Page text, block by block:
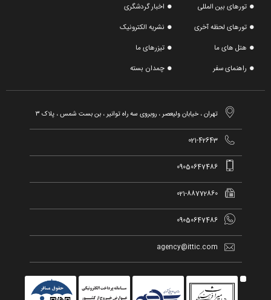
تورهای بین المللی
تورهای لحظه آخری
هتل های ما
راهنمای سفر
اخبار گردشگری
نشریه الکترونیک
تیزرهای ما
چمدان بسته
 تهران ، خیابان ولیعصر ، روبروی سه راه توانیر ، بن بست شمس ، پلاک ۳

021-42643

09050647486

021-88772860

09050647486

agency@ittic.com